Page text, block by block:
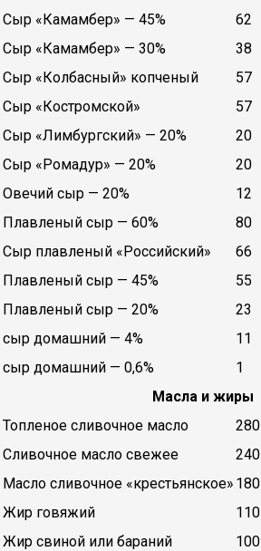
Сыр «Камамбер» — 45%
62
Сыр «Камамбер» — 30%
38
Сыр «Колбасный» копченый
57
Сыр «Костромской»
57
Сыр «Лимбургский» — 20%
20
Сыр «Ромадур» — 20%
20
Овечий сыр — 20%
12
Плавленый сыр — 60%
80
Сыр плавленый «Российский»
66
Плавленый сыр — 45%
55
Плавленый сыр — 20%
23
сыр домашний — 4%
11
сыр домашний — 0,6%
1
Масла и жиры
Топленое сливочное масло
280
Сливочное масло свежее
240
Масло сливочное «крестьянское» 180
Жир говяжий
110
Жир свиной или бараний
100